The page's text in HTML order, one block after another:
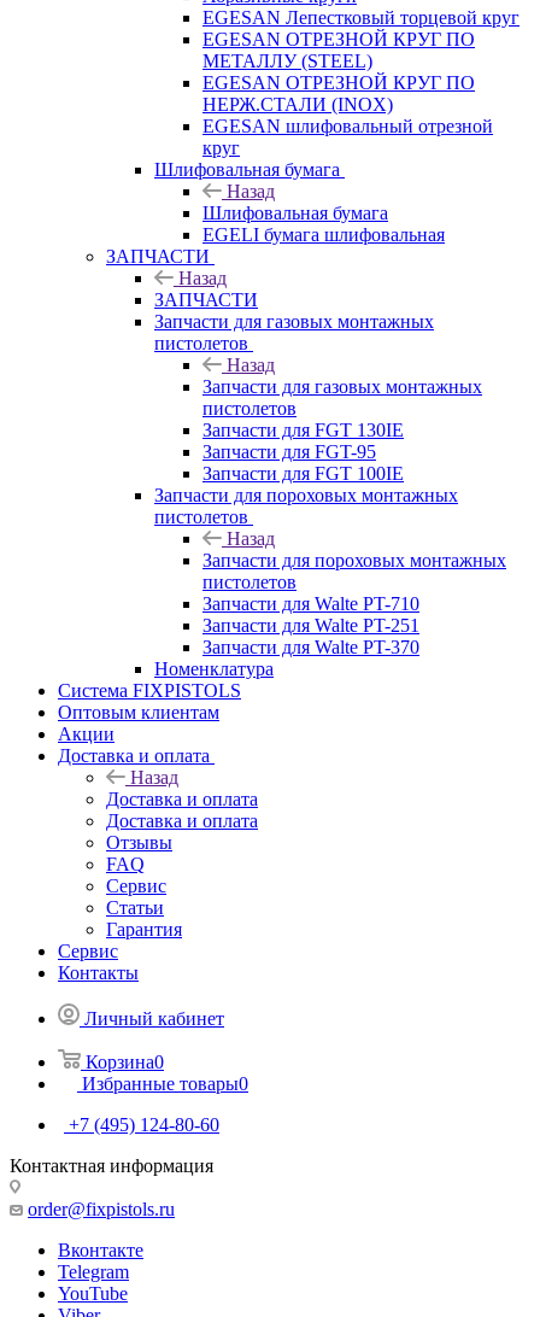
EGESAN Лепестковый торцевой круг
EGESAN ОТРЕЗНОЙ КРУГ ПО
МЕТАЛЛУ (STEEL)
EGESAN ОТРЕЗНОЙ КРУГ ПО
НЕРЖ.СТАЛИ (INOX)
EGESAN шлифовальный отрезной
круг
Шлифовальная бумага
Назад
Шлифовальная бумага
EGELI бумага шлифовальная
ЗАПЧАСТИ
Назад
ЗАПЧАСТИ
Запчасти для газовых монтажных
пистолетов
Назад
Запчасти для газовых монтажных
пистолетов
Запчасти для FGT 130IE
Запчасти для FGT-95
Запчасти для FGT 100IE
Запчасти для пороховых монтажных
пистолетов
Назад
Запчасти для пороховых монтажных
пистолетов
Запчасти для Walte PT-710
Запчасти для Walte PT-251
Запчасти для Walte PT-370
Номенклатура
Система FIXPISTOLS
Оптовым клиентам
Акции
Доставка и оплата
Назад
Доставка и оплата
Доставка и оплата
Отзывы
FAQ
Сервис
Статьи
Гарантия
Сервис
Контакты
Личный кабинет
Корзина0
Избранные товары0
+7 (495) 124-80-60
Контактная информация
order@fixpistols.ru
Вконтакте
Telegram
YouTube